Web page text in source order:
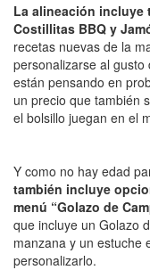
La alineación incluye
Costillitas BBQ y
recetas nuevas de la
personalizarse al
están pensando en
un precio que también
el bolsillo juegan en el
Y como no hay edad
también incluye
menú “Golazo de
que incluye un Golazo
manzana y un estuche
personalizarlo.